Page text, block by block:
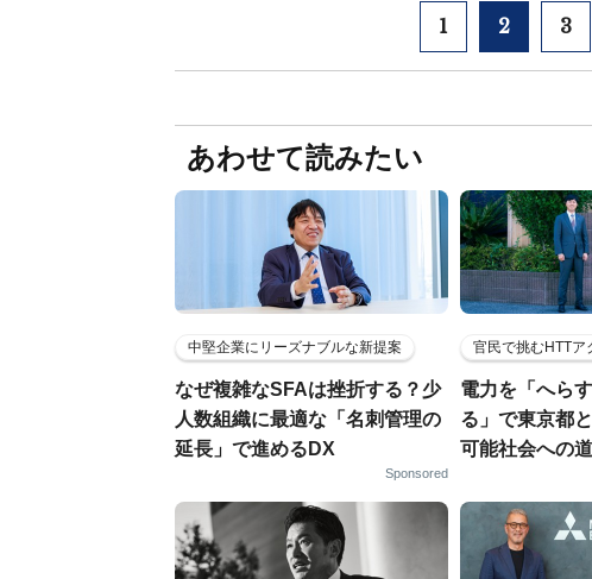
1 2 3
あわせて読みたい
中堅企業にリーズナブルな新提案
なぜ複雑なSFAは挫折する？少
人数組織に最適な「名刺管理の
延長」で進めるDX
Sponsored
官民で挑むHTTア
電力を「へら
る」で東京都
可能社会への道